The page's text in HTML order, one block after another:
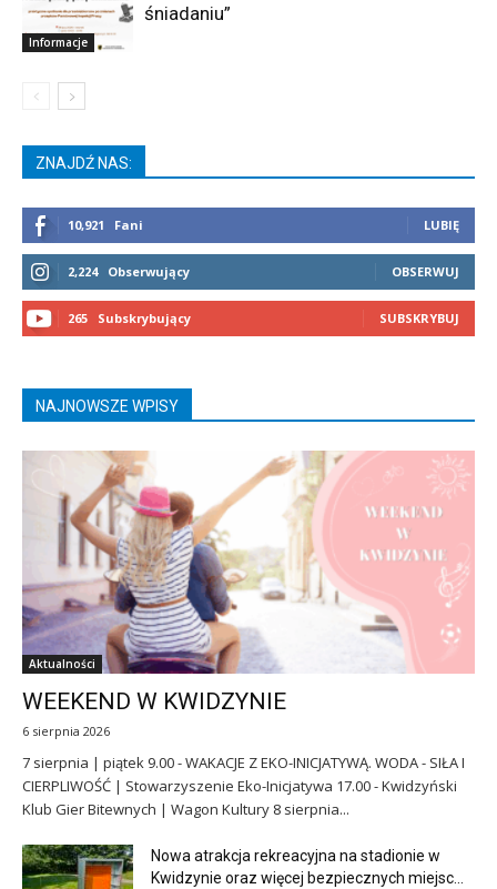
Informacje
śniadaniu”
ZNAJDŹ NAS:
10,921 Fani LUBIĘ
2,224 Obserwujący OBSERWUJ
265 Subskrybujący SUBSKRYBUJ
NAJNOWSZE WPISY
Aktualności
WEEKEND W KWIDZYNIE
6 sierpnia 2026
7 sierpnia | piątek 9.00 - WAKACJE Z EKO-INICJATYWĄ. WODA - SIŁA I
CIERPLIWOŚĆ | Stowarzyszenie Eko-Inicjatywa 17.00 - Kwidzyński
Klub Gier Bitewnych | Wagon Kultury 8 sierpnia...
Nowa atrakcja rekreacyjna na stadionie w
Kwidzynie oraz więcej bezpiecznych miejsc...